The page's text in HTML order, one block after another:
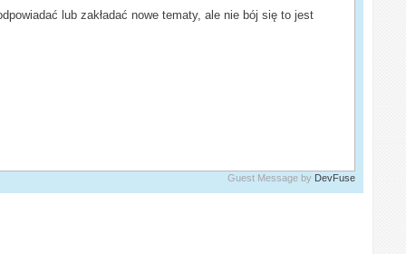
lub zakładać nowe tematy, ale nie bój się to jest
Guest Message by DevFuse